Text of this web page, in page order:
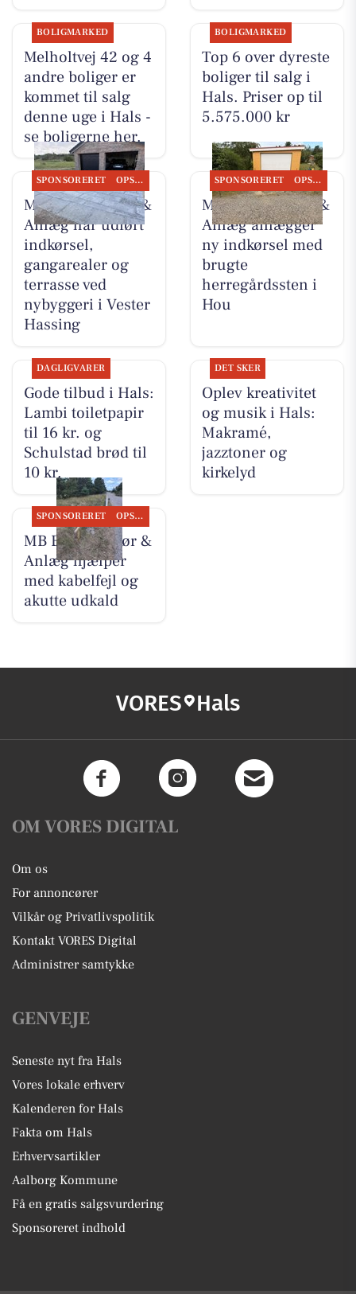
BOLIGMARKED
Melholtvej 42 og 4
andre boliger er
kommet til salg
denne uge i Hals -
se boligerne her.
BOLIGMARKED
Top 6 over dyreste
boliger til salg i
Hals. Priser op til
5.575.000 kr
SPONSORERET OPSLAGSTAVLEN
MB Entreprenør &
Anlæg har udført
indkørsel,
gangarealer og
terrasse ved
nybyggeri i Vester
Hassing
SPONSORERET OPSLAGSTAVLEN
MB Entreprenør &
Anlæg anlægger
ny indkørsel med
brugte
herregårdssten i
Hou
DAGLIGVARER
Gode tilbud i Hals:
Lambi toiletpapir
til 16 kr. og
Schulstad brød til
10 kr.
DET SKER
Oplev kreativitet
og musik i Hals:
Makramé,
jazztoner og
kirkelyd
SPONSORERET OPSLAGSTAVLEN
MB Entreprenør &
Anlæg hjælper
med kabelfejl og
akutte udkald
VORES Hals
OM VORES DIGITAL
Om os
For annoncører
Vilkår og Privatlivspolitik
Kontakt VORES Digital
Administrer samtykke
GENVEJE
Seneste nyt fra Hals
Vores lokale erhverv
Kalenderen for Hals
Fakta om Hals
Erhvervsartikler
Aalborg Kommune
Få en gratis salgsvurdering
Sponsoreret indhold